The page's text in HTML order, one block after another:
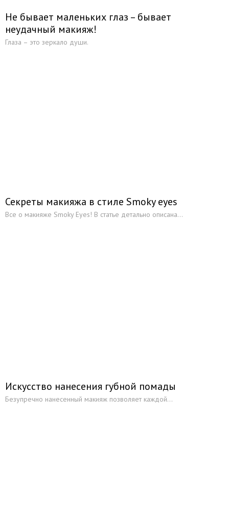
Не бывает маленьких глаз – бывает
неудачный макияж!
Глаза – это зеркало души.
Секреты макияжа в стиле Smoky eyes
Все о макияже Smoky Eyes! В статье детально описана...
Искусство нанесения губной помады
Безупречно нанесенный макияж позволяет каждой...